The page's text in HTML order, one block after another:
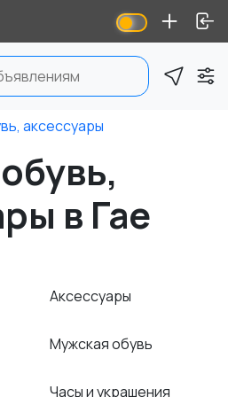
аксессуары
в Гае
Аксессуары
Мужская обувь
Часы и украшения